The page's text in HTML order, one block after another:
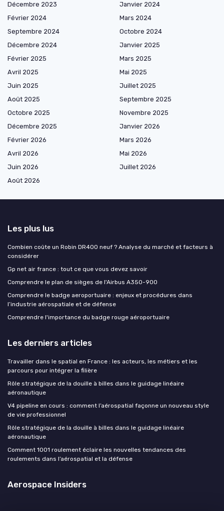
Décembre 2023
Janvier 2024
Février 2024
Mars 2024
Septembre 2024
Octobre 2024
Décembre 2024
Janvier 2025
Février 2025
Mars 2025
Avril 2025
Mai 2025
Juin 2025
Juillet 2025
Août 2025
Septembre 2025
Octobre 2025
Novembre 2025
Décembre 2025
Janvier 2026
Février 2026
Mars 2026
Avril 2026
Mai 2026
Juin 2026
Juillet 2026
Août 2026
Les plus lus
Combien coûte un Robin DR400 neuf ? Analyse du marché et facteurs à
considérer
Gp net air france : tout ce que vous devez savoir
Comprendre le plan de sièges de l'Airbus A350-900
Comprendre le badge aeroportuaire : enjeux et procédures dans
l’industrie aérospatiale et de défense
Comprendre l'importance du badge rouge aéroportuaire
Les derniers articles
Travailler dans le spatial en France : les acteurs, les métiers et les
parcours pour intégrer la filière
Rôle stratégique de la douille à billes dans le guidage linéaire
aéronautique
V4 pipeline en cours : comment l’aérospatial façonne un nouveau style
de vie professionnel
Rôle stratégique de la douille à billes dans le guidage linéaire
aéronautique
Comment 1001 roulement éclaire les nouvelles tendances des
roulements dans l’aérospatial et la défense
Aerospace Insiders